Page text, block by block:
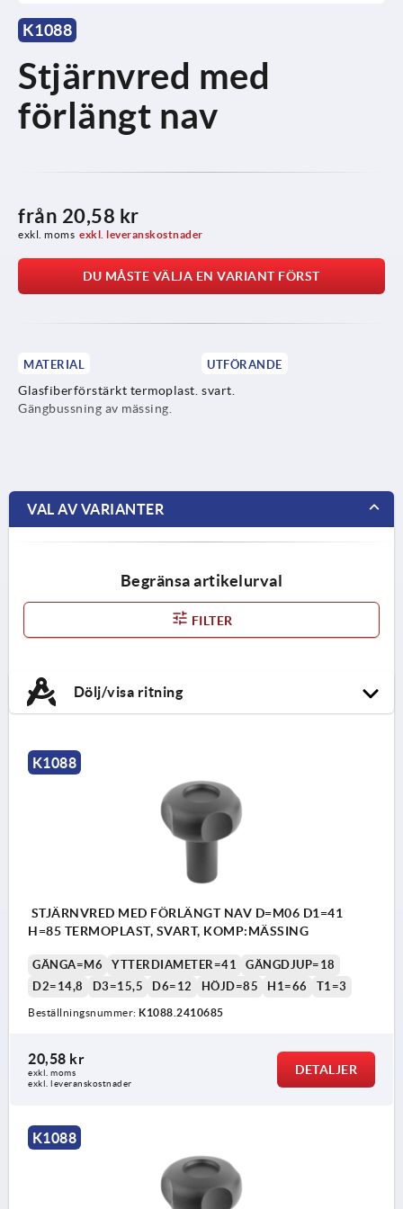
K1088
Stjärnvred med
förlängt nav
från 20,58 kr
exkl. moms exkl. leveranskostnader
DU MÅSTE VÄLJA EN VARIANT FÖRST
MATERIAL
Glasfiberförstärkt termoplast.
Gängbussning av mässing.
UTFÖRANDE
svart.
VAL AV VARIANTER
Begränsa artikelurval
FILTER
Dölj/visa ritning
K1088
STJÄRNVRED MED FÖRLÄNGT NAV D=M06 D1=41
H=85 TERMOPLAST, SVART, KOMP:MÄSSING
GÄNGA=M6 YTTERDIAMETER=41
GÄNGDJUP=18
D2=14,8
D3=15,5 D6=12 HÖJD=85 H1=66 T1=3
Beställningsnummer: K1088.2410685
20,58 kr
exkl. moms
exkl. leveranskostnader
DETALJER
K1088